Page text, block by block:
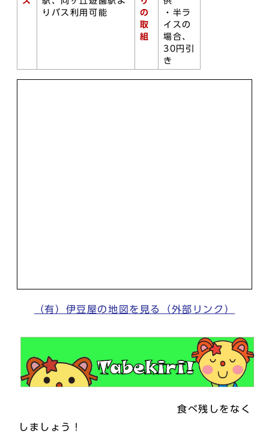
りバス利用可能
の
取
組
・半ラ
イスの
場合、
30円引
き
（有）伊豆屋の地図を見る（外部リンク）
食べ残しをなく
しましょう！